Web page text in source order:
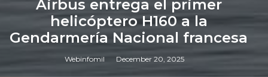
Airbus entrega el primer
helicóptero H160 a la
Gendarmería Nacional francesa
Webinfomil December 20, 2025